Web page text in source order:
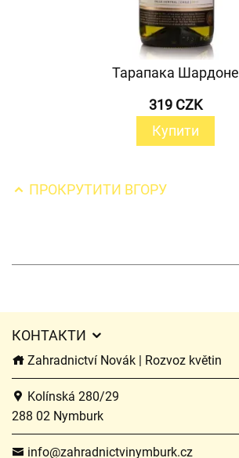
Тарапака Шардоне
319 CZK
Купити
ПРОКРУТИТИ ВГОРУ
КОНТАКТИ
Zahradnictví Novák | Rozvoz květin
Kolínská 280/29
288 02 Nymburk
info@zahradnictvinymburk.cz